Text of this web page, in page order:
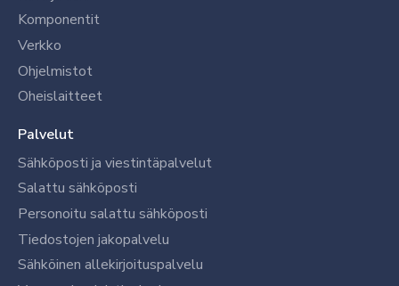
Komponentit
Verkko
Ohjelmistot
Oheislaitteet
Palvelut
Sähköposti ja viestintäpalvelut
Salattu sähköposti
Personoitu salattu sähköposti
Tiedostojen jakopalvelu
Sähköinen allekirjoituspalvelu